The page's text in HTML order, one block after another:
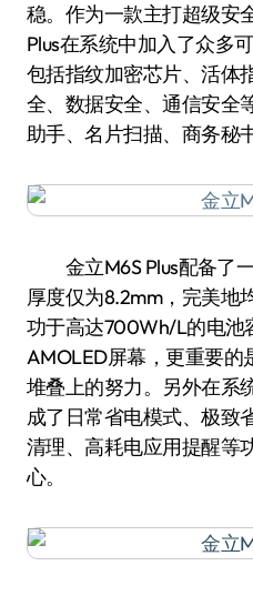
稳。作为一款主打超级安
Plus在系统中加入了众多
包括指纹加密芯片、活体
全、数据安全、通信安全
助手、名片扫描、商务秘
金立M6S Plus配备了
厚度仅为8.2mm，完美地
功于高达700Wh/L的电池
AMOLED屏幕，更重要的
堆叠上的努力。另外在系
成了日常省电模式、极致
清理、高耗电应用提醒等
心。